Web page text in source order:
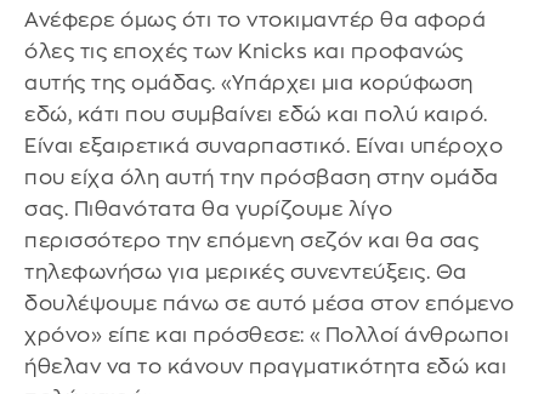
Ανέφερε όμως ότι το ντοκιμαντέρ θα αφορά
όλες τις εποχές των Knicks και προφανώς
αυτής της ομάδας. «Υπάρχει μια κορύφωση
εδώ, κάτι που συμβαίνει εδώ και πολύ καιρό.
Είναι εξαιρετικά συναρπαστικό. Είναι υπέροχο
που είχα όλη αυτή την πρόσβαση στην ομάδα
σας. Πιθανότατα θα γυρίζουμε λίγο
περισσότερο την επόμενη σεζόν και θα σας
τηλεφωνήσω για μερικές συνεντεύξεις. Θα
δουλέψουμε πάνω σε αυτό μέσα στον επόμενο
χρόνο» είπε και πρόσθεσε: «Πολλοί άνθρωποι
ήθελαν να το κάνουν πραγματικότητα εδώ και